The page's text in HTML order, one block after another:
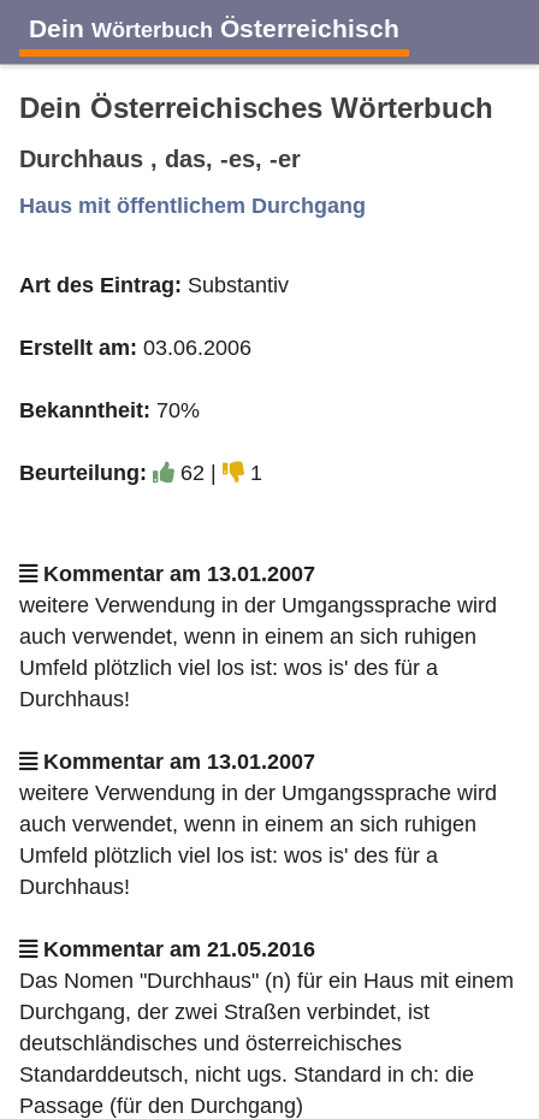
Dein Wörterbuch Österreichisch
A B C D E F
J K L M N
Dein Österreichisches Wörterbuch
Durchhaus , das, -es, -er
Haus mit öffentlichem Durchgang
Art des Eintrag: Substantiv
Erstellt am: 03.06.2006
Bekanntheit: 70%
Beurteilung: 62 | 1
Kommentar am 13.01.2007
weitere Verwendung in der Umgangssprache wird
auch verwendet, wenn in einem an sich ruhigen
Umfeld plötzlich viel los ist: wos is' des für a
Durchhaus!
Kommentar am 13.01.2007
weitere Verwendung in der Umgangssprache wird
auch verwendet, wenn in einem an sich ruhigen
Umfeld plötzlich viel los ist: wos is' des für a
Durchhaus!
Kommentar am 21.05.2016
Das Nomen "Durchhaus" (n) für ein Haus mit einem
Durchgang, der zwei Straßen verbindet, ist
deutschländisches und österreichisches
Standarddeutsch, nicht ugs. Standard in ch: die
Passage (für den Durchgang)